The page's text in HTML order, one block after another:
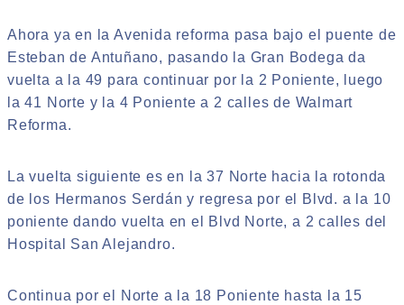
Ahora ya en la Avenida reforma pasa bajo el puente de
Esteban de Antuñano, pasando la Gran Bodega da
vuelta a la 49 para continuar por la 2 Poniente, luego
la 41 Norte y la 4 Poniente a 2 calles de Walmart
Reforma.
La vuelta siguiente es en la 37 Norte hacia la rotonda
de los Hermanos Serdán y regresa por el Blvd. a la 10
poniente dando vuelta en el Blvd Norte, a 2 calles del
Hospital San Alejandro.
Continua por el Norte a la 18 Poniente hasta la 15